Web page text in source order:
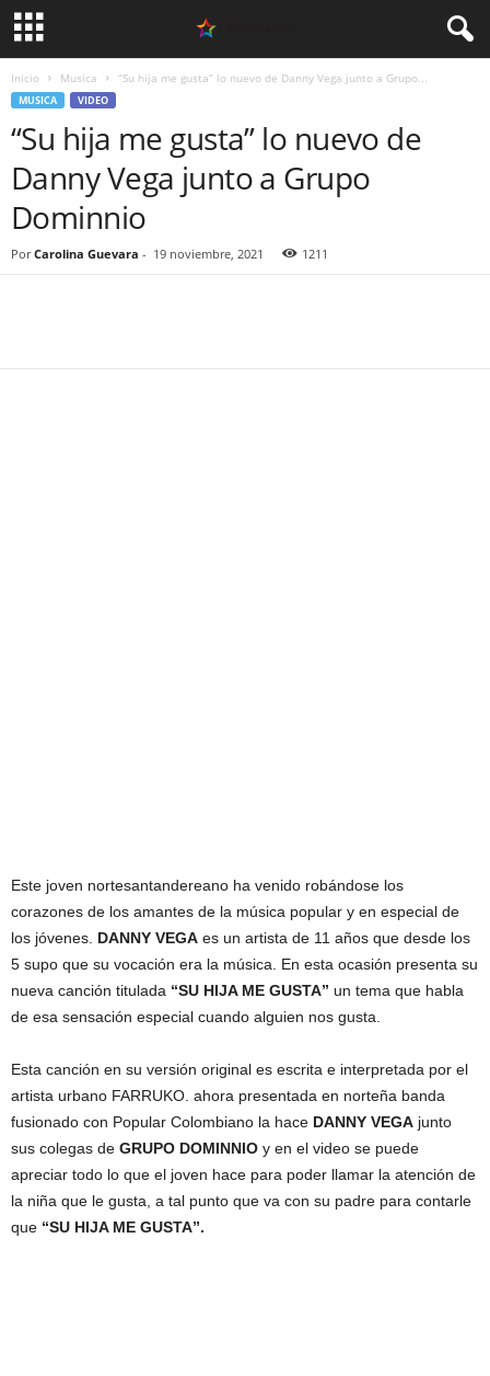
Inicio Musica “Su hija me gusta” lo nuevo de Danny Vega junto a Grupo...
MUSICA VIDEO
“Su hija me gusta” lo nuevo de
Danny Vega junto a Grupo
Dominnio
Por Carolina Guevara - 19 noviembre, 2021 1211
Este joven nortesantandereano ha venido robándose los
corazones de los amantes de la música popular y en especial de
los jóvenes. DANNY VEGA es un artista de 11 años que desde los
5 supo que su vocación era la música. En esta ocasión presenta su
nueva canción titulada “SU HIJA ME GUSTA” un tema que habla
de esa sensación especial cuando alguien nos gusta.
Esta canción en su versión original es escrita e interpretada por el
artista urbano FARRUKO. ahora presentada en norteña banda
fusionado con Popular Colombiano la hace DANNY VEGA junto
sus colegas de GRUPO DOMINNIO y en el video se puede
apreciar todo lo que el joven hace para poder llamar la atención de
la niña que le gusta, a tal punto que va con su padre para contarle
que “SU HIJA ME GUSTA”.